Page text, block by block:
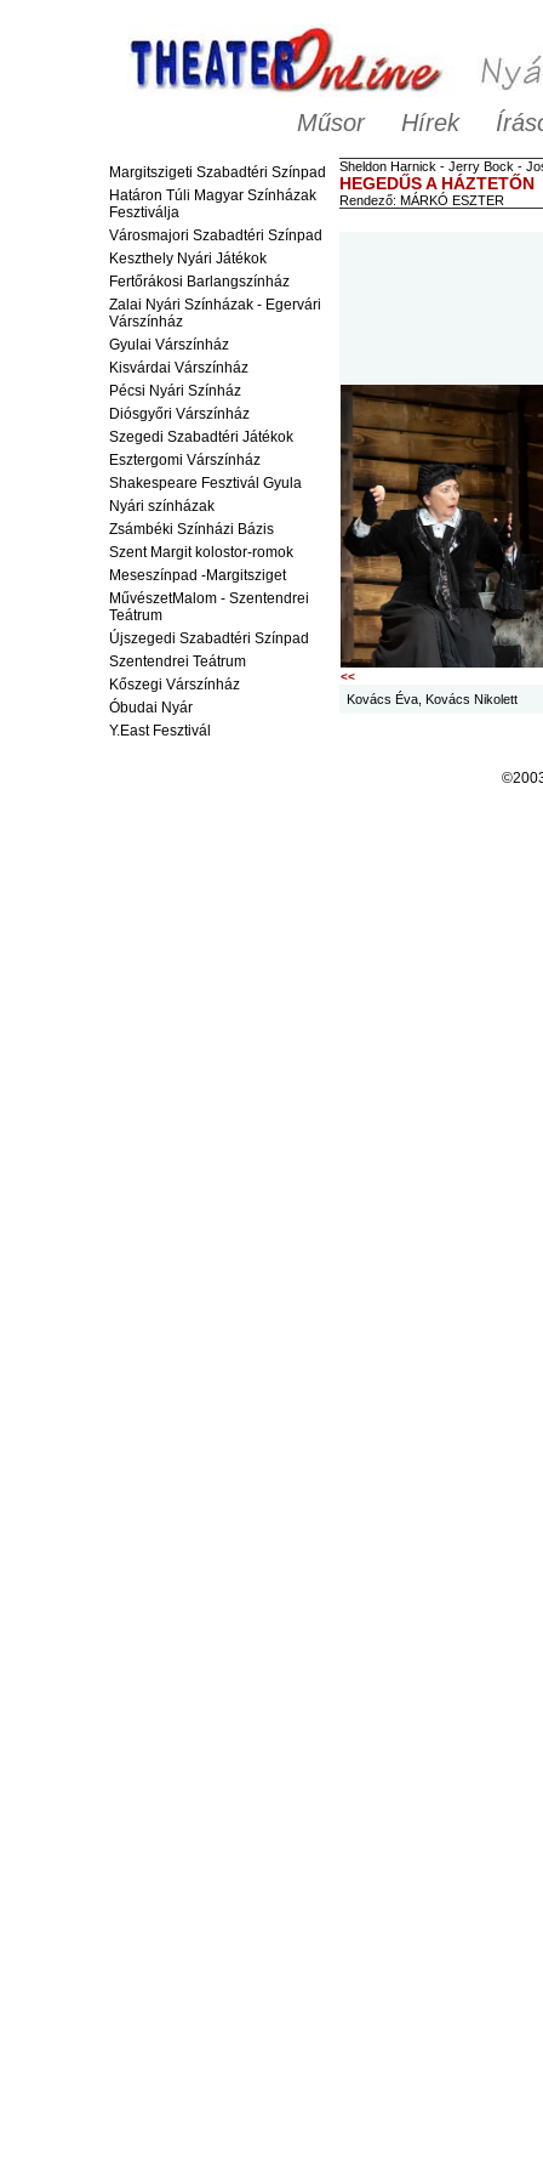
Műsor Hírek
Margitszigeti Szabadtéri Színpad
Határon Túli Magyar Színházak
Fesztiválja
Városmajori Szabadtéri Színpad
Keszthely Nyári Játékok
Fertőrákosi Barlangszínház
Zalai Nyári Színházak - Egervári
Várszínház
Gyulai Várszínház
Kisvárdai Várszínház
Pécsi Nyári Színház
Diósgyőri Várszínház
Szegedi Szabadtéri Játékok
Esztergomi Várszínház
Shakespeare Fesztivál Gyula
Nyári színházak
Zsámbéki Színházi Bázis
Szent Margit kolostor-romok
Meseszínpad -Margitsziget
MűvészetMalom - Szentendrei
Teátrum
Újszegedi Szabadtéri Színpad
Szentendrei Teátrum
Kőszegi Várszínház
Óbudai Nyár
Y.East Fesztivál
Sheldon Harnick - Jerry Bock -
HEGEDŰS A HÁZTETŐN
Rendező: MÁRKÓ ESZTER
<<
Kovács Éva, Kovács Nikolett